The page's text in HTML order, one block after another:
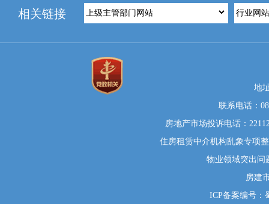
相关链接
地
联系电话：
房地产市场投诉电话：
住房租赁中介机构乱象专项
物业领域突出问
房建
ICP备案编号：